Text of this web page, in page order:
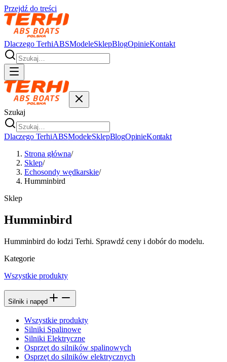
Przejdź do treści
Dlaczego TerhiABSModeleSklepBlogOpinieKontakt
Szukaj
Dlaczego TerhiABSModeleSklepBlogOpinieKontakt
Strona główna/
Sklep/
Echosondy wędkarskie/
Humminbird
Sklep
Humminbird
Humminbird do łodzi Terhi. Sprawdź ceny i dobór do modelu.
Kategorie
Wszystkie produkty
Silnik i napęd
Wszystkie produkty
Silniki Spalinowe
Silniki Elektryczne
Osprzęt do silników spalinowych
Osprzęt do silników elektrycznych